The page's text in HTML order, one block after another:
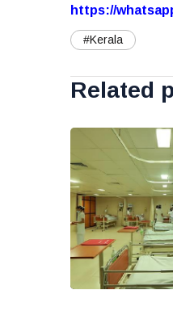
https://
#Kerala
Related